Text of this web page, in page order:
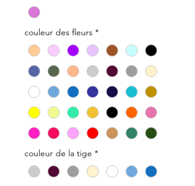
couleur des fleurs *
couleur de la tige *